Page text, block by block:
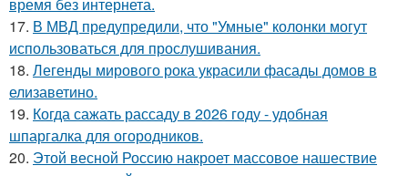
время без интернета.
17. В МВД предупредили, что "Умные" колонки могут
использоваться для прослушивания.
18. Легенды мирового рока украсили фасады домов в
елизаветино.
19. Когда сажать рассаду в 2026 году - удобная
шпаргалка для огородников.
20. Этой весной Россию накроет массовое нашествие